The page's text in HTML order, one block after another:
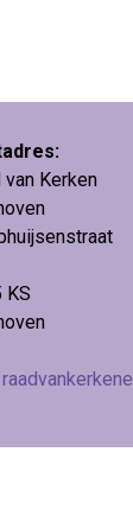
van Kerken
KS